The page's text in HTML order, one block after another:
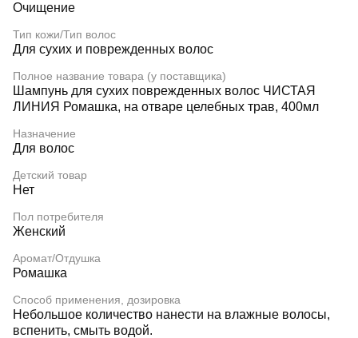
Очищение
Тип кожи/Тип волос
Для сухих и поврежденных волос
Полное название товара (у поставщика)
Шампунь для сухих поврежденных волос ЧИСТАЯ
ЛИНИЯ Ромашка, на отваре целебных трав, 400мл
Назначение
Для волос
Детский товар
Нет
Пол потребителя
Женский
Аромат/Отдушка
Ромашка
Способ применения, дозировка
Небольшое количество нанести на влажные волосы,
вспенить, смыть водой.